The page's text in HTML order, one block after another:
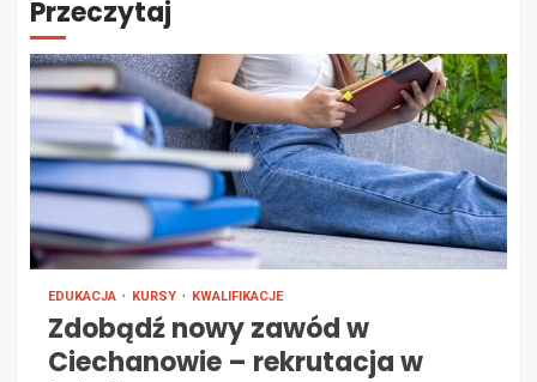
Przeczytaj
EDUKACJA KURSY KWALIFIKACJE
Zdobądź nowy zawód w
Ciechanowie – rekrutacja w